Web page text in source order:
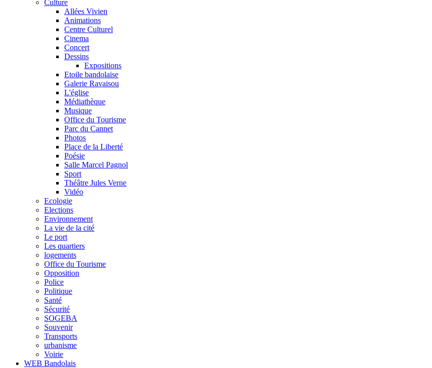
Culture
Allées Vivien
Animations
Centre Culturel
Cinema
Concert
Dessins
Expositions
Etoile bandolaise
Galerie Ravaisou
L'église
Médiathèque
Musique
Office du Tourisme
Parc du Cannet
Photos
Place de la Liberté
Poésie
Salle Marcel Pagnol
Sport
Théâtre Jules Verne
Vidéo
Ecologie
Elections
Environnement
La vie de la cité
Le port
Les quartiers
logements
Office du Tourisme
Opposition
Police
Politique
Santé
Sécurité
SOGEBA
Souvenir
Transports
urbanisme
Voirie
WEB Bandolais